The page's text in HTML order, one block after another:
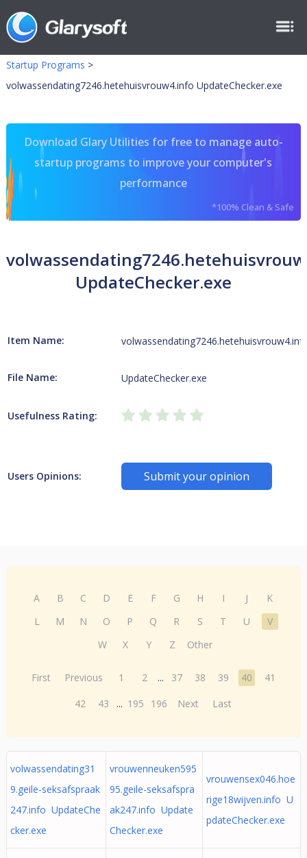
Startup Programs >
volwassendating7246.hetehuisvrouw4.info UpdateChecker.exe
Download Glary Utilities for free to manage auto-
startup programs to improve your computer's
performance
*100% Clean & Safe
UpdateChecker.exe
Item Name:
File Name: UpdateChecker.exe
Usefulness Rating:
Users Opinions: Submit your opinion
A B C D E F G H I J
K
L
M N O P Q R S T U
V
W
X Y Z Other
First Previous 1 2 ... 37 38 39 40
41
42
43 ... 195 196 Next Last
volwassendating31
9.geile-seksafspraak
247.info UpdateChe
cker.exe
vrouwenneuken595
95.geile-seksafspra
ak247.info Update
Checker.exe
vrouwensex046.hoe
rige18wijven.info U
pdateChecker.exe